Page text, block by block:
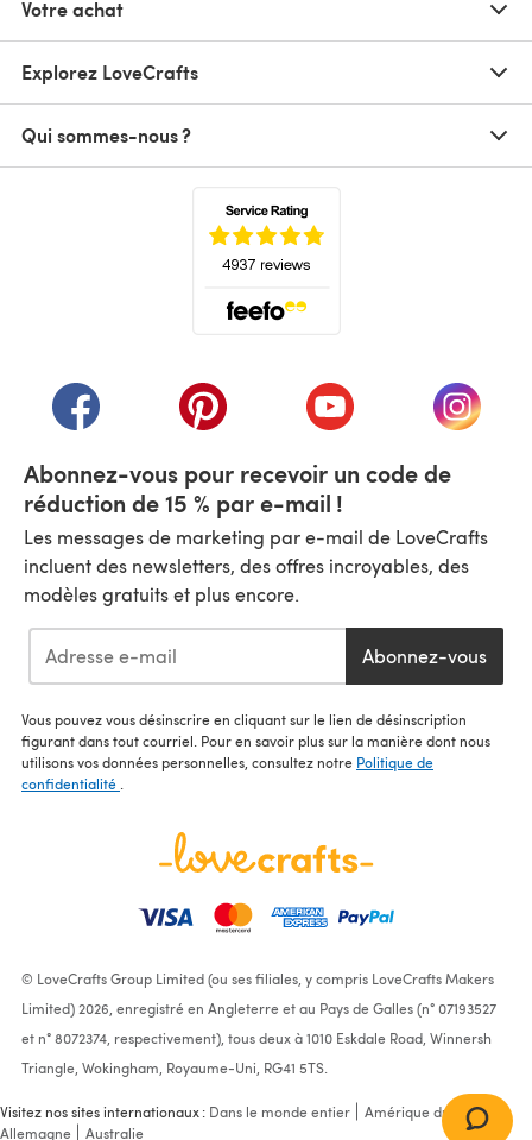
Votre achat
Explorez LoveCrafts
Qui sommes-nous ?
(s'ouvre dans un nouvel onglet)
(s'ouvre dans un nouvel onglet)
(s'ouvre dans un(s'ouvre
Abonnez-vous pour recevoir un code de
réduction de 15 % par e-mail !
Les messages de marketing par e-mail de LoveCrafts
incluent des newsletters, des offres incroyables, des
modèles gratuits et plus encore.
Abonnez-vous
Vous pouvez vous désinscrire en cliquant sur le lien de désinscription
figurant dans tout courriel. Pour en savoir plus sur la manière dont nous
utilisons vos données personnelles, consultez notre Politique de
confidentialité
© LoveCrafts Group Limited (ou ses filiales, y compris LoveCrafts Makers
Limited) 2026, enregistré en Angleterre et au Pays de Galles (n° 07193527
et n° 8072374, respectivement), tous deux à 1010 Eskdale Road, Winnersh
Triangle, Wokingham, Royaume-Uni, RG41 5TS.
Visitez nos sites internationaux : Dans le monde entier
Amérique du Nord
Allemagne
Australie